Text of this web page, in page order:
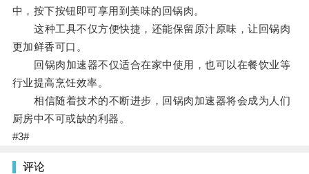
中，按下按钮即可享用到美味的回锅肉。
这种工具不仅方便快捷，还能保留原汁原味，让回锅肉
更加鲜香可口。
回锅肉加速器不仅适合在家中使用，也可以在餐饮业等
行业提高烹饪效率。
相信随着技术的不断进步，回锅肉加速器将会成为人们
厨房中不可或缺的利器。
#3#
评论